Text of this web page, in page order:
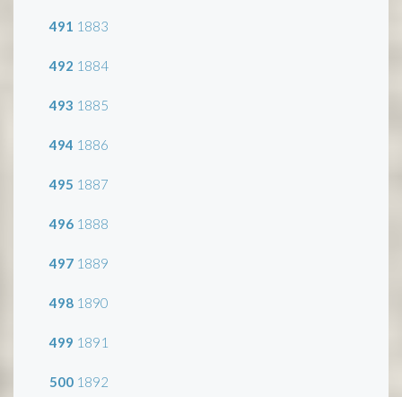
491 1883
492 1884
493 1885
494 1886
495 1887
496 1888
497 1889
498 1890
499 1891
500 1892